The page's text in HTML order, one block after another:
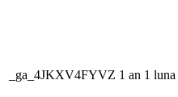
_ga_4JKXV4FYVZ 1 an 1 luna